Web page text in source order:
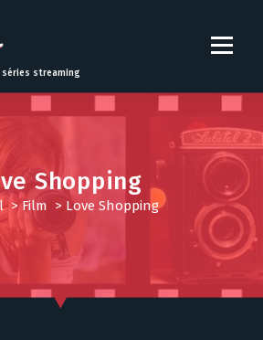
séries streaming
Shopping
>Film > Love Shopping